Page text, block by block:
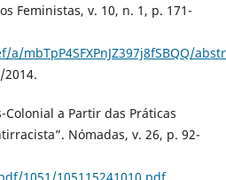
Feministas, v. 10, n. 1, p. 171-
mbTpP4SFXPnJZ397j8fSBQQ/
2014.
Colonial a Partir das Práticas
Nómadas, v. 26, p. 92-
1051/105115241010.pdf.